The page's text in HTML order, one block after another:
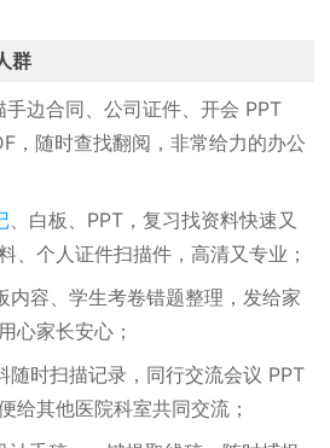
群
手边合同、公司证件、开会 PPT
，随时查找翻阅，非常给力的办公
、白板、PPT，复习找资料快速又
、个人证件扫描件，高清又专业；
内容、学生考卷错题整理，发给家
心家长安心；
随时扫描记录，同行交流会议 PPT
给其他医院科室共同交流；